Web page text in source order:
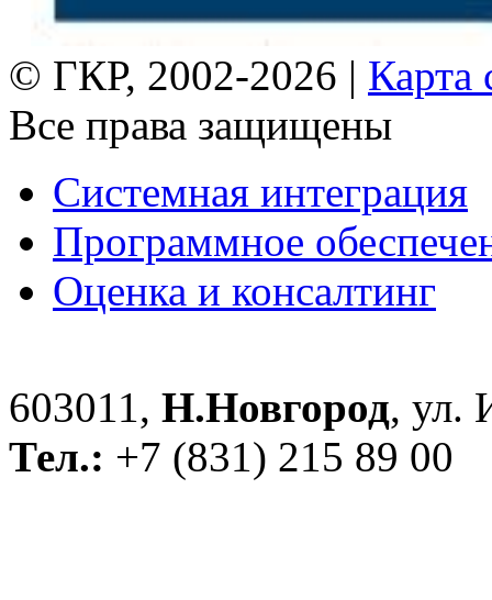
© ГКР, 2002-2026 | Карта
Все права защищены
Системная интеграция
Программное
Оценка и консалтинг
603011, Н.Новгород, ул.
Тел.: +7 (831) 215 89 00